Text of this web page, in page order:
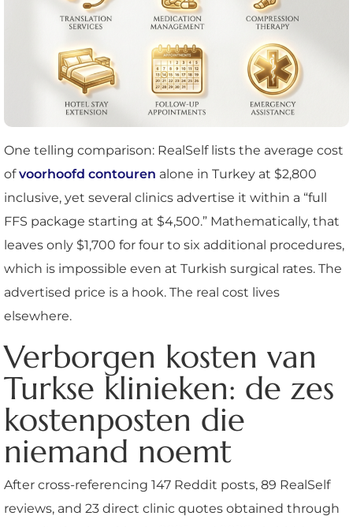
One telling comparison: RealSelf lists the average cost
ofvoorhoofd contouren alone in Turkey at $2,800
inclusive, yet several clinics advertise it within a “full
FFS package starting at $4,500.” Mathematically, that
leaves only $1,700 for four to six additional procedures,
which is impossible even at Turkish surgical rates. The
advertised price is a hook. The real cost lives
elsewhere.
Verborgen kosten van
Turkse klinieken: de zes
kostenposten die
niemand noemt
After cross-referencing 147 Reddit posts, 89 RealSelf
reviews, and 23 direct clinic quotes obtained through